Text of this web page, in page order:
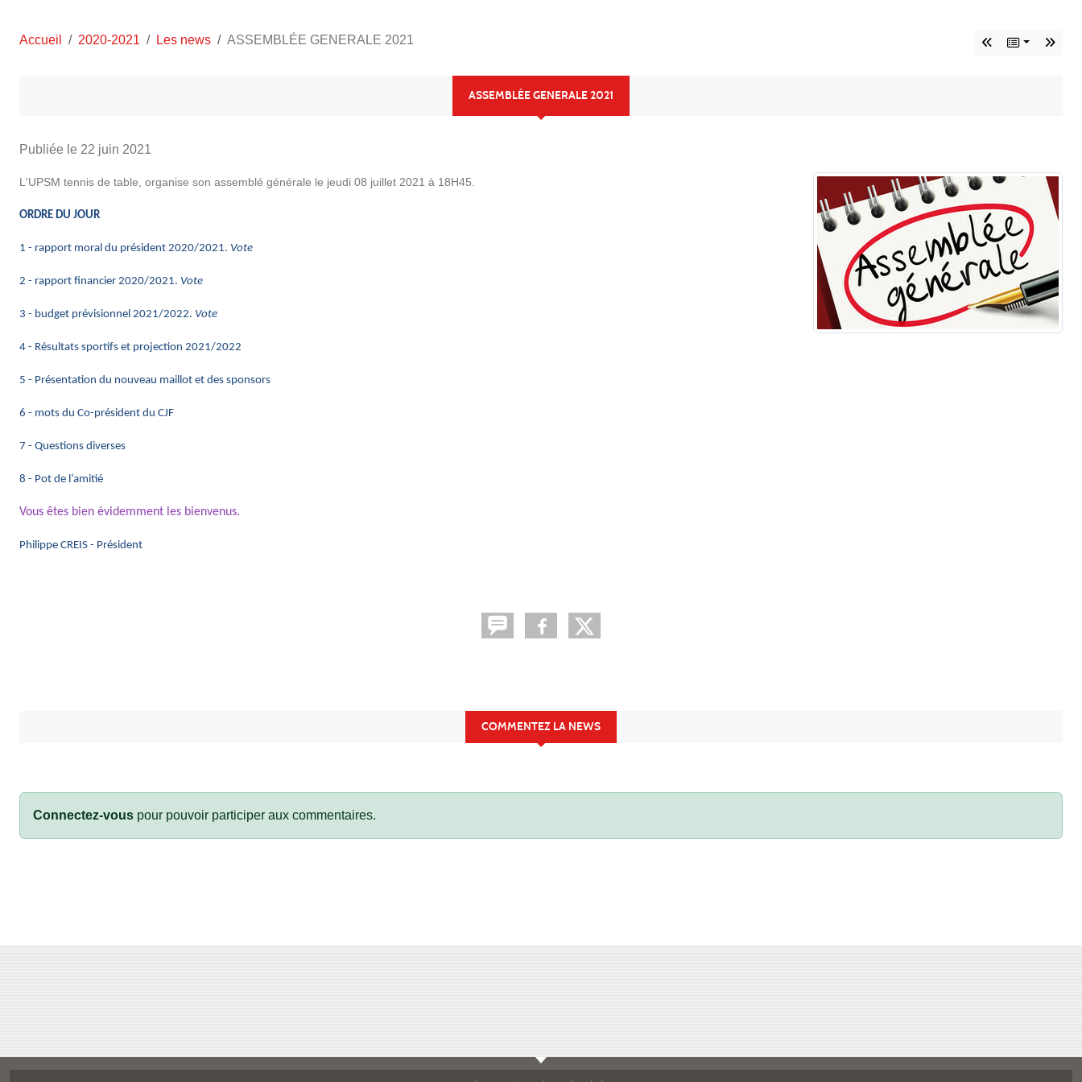
Accueil 2020-2021 Les news ASSEMBLÉE GENERALE 2021
ASSEMBLÉE GENERALE 2021
Publiée le 22 juin 2021
L'UPSM tennis de table, organise son assemblé générale le jeudi 08 juillet 2021 à 18H45.
ORDRE DU JOUR
1 - rapport moral du président 2020/2021. Vote
2 - rapport financier 2020/2021. Vote
3 - budget prévisionnel 2021/2022. Vote
4 - Résultats sportifs et projection 2021/2022
5 - Présentation du nouveau maillot et des sponsors
6 - mots du Co-président du CJF
7 - Questions diverses
8 - Pot de l’amitié
Vous êtes bien évidemment les bienvenus.
Philippe CREIS - Président
COMMENTEZ LA NEWS
Connectez-vous pour pouvoir participer aux commentaires.